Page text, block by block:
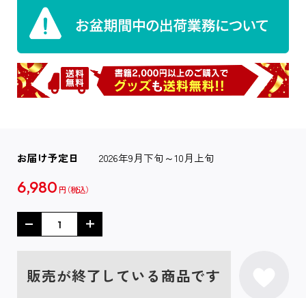
お届け予定日 2026年9月下旬～10月上旬
6,980 円
販売が終了している商品です